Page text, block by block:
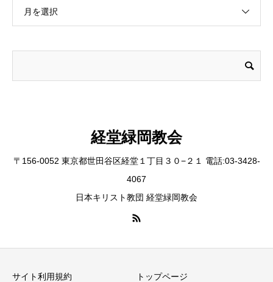
月を選択
経堂緑岡教会
〒156-0052 東京都世田谷区経堂１丁目３０−２１ 電話:03-3428-
4067
日本キリスト教団 経堂緑岡教会
サイト利用規約 トップページ